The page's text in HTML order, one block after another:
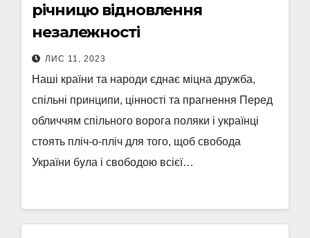
річницю відновлення
незалежності
ЛИС 11, 2023
Наші країни та народи єднає міцна дружба,
спільні принципи, цінності та прагнення Перед
обличчям спільного ворога поляки і українці
стоять пліч-о-пліч для того, щоб свобода
України була і свободою всієї…